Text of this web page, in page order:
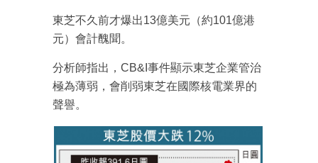
東芝不久前才爆出13億美元（約101億港
元）會計醜聞。
分析師指出，CB&I事件顯示東芝企業管治
極為薄弱，會削弱東芝在國際核電業界的
聲譽。